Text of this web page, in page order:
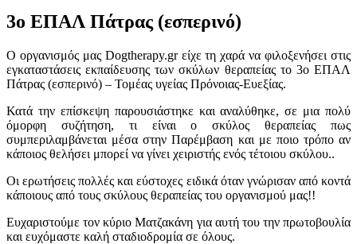
3ο ΕΠΑΛ Πάτρας (εσπερινό)
Ο οργανισμός μας Dogtherapy.gr είχε τη χαρά να φιλοξενήσει στις
εγκαταστάσεις εκπαίδευσης των σκύλων θεραπείας το 3ο ΕΠΑΛ
Πάτρας (εσπερινό) – Τομέας υγείας Πρόνοιας-Ευεξίας.
Κατά την επίσκεψη παρουσιάστηκε και αναλύθηκε, σε μια πολύ
όμορφη συζήτηση, τι είναι ο σκύλος θεραπείας πως
συμπεριλαμβάνεται μέσα στην Παρέμβαση και με ποιο τρόπο αν
κάποιος θελήσει μπορεί να γίνει χειριστής ενός τέτοιου σκύλου..
Οι ερωτήσεις πολλές και εύστοχες ειδικά όταν γνώρισαν από κοντά
κάποιους από τους σκύλους θεραπείας του οργανισμού μας!!
Ευχαριστούμε τον κύριο Ματζακάνη για αυτή του την πρωτοβουλία
και ευχόμαστε καλή σταδιοδρομία σε όλους.